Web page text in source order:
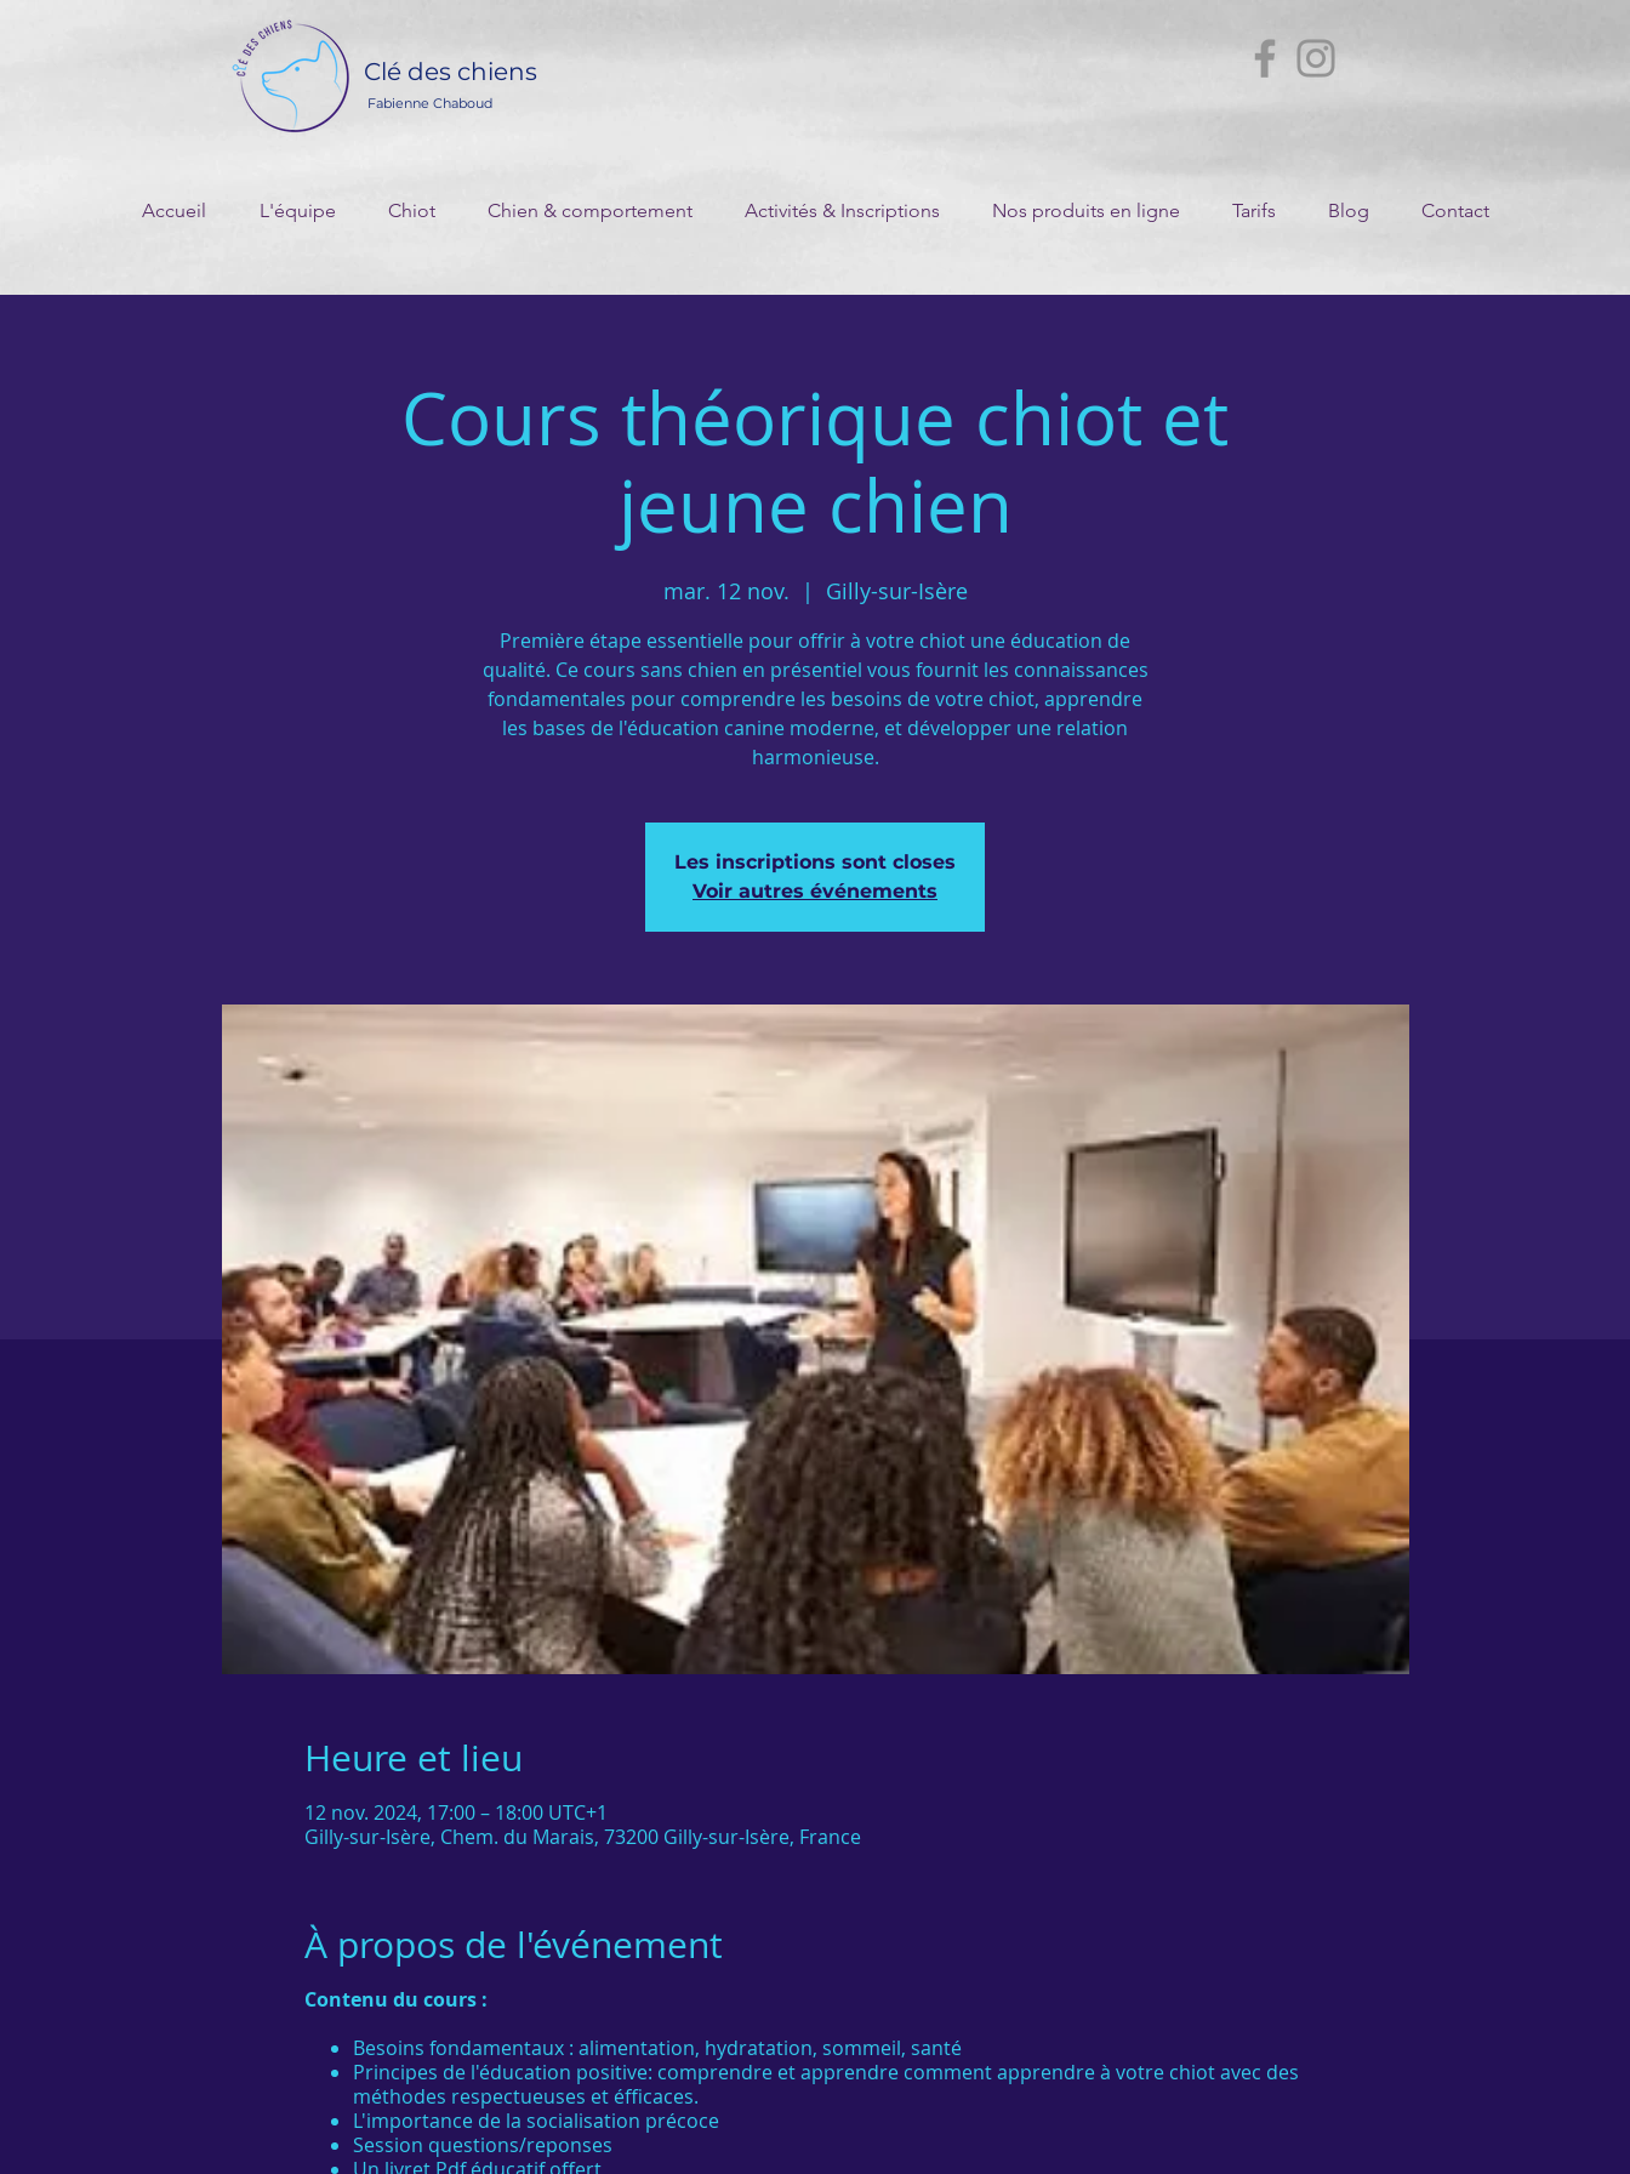
Clé des chiens
Fabienne Chaboud
Accueil L'équipe Chiot Chien & comportement Activités & Inscriptions Nos produits en ligne Tarifs Blog Contact
Cours théorique chiot et
jeune chien
mar. 12 nov.
  |
Gilly-sur-Isère
Première étape essentielle pour offrir à votre chiot une éducation de
qualité. Ce cours sans chien en présentiel vous fournit les connaissances
fondamentales pour comprendre les besoins de votre chiot, apprendre
les bases de l'éducation canine moderne, et développer une relation
harmonieuse.
Les inscriptions sont closes
Voir autres événements
Heure et lieu
12 nov. 2024, 17:00 – 18:00 UTC+1
Gilly-sur-Isère, Chem. du Marais, 73200 Gilly-sur-Isère, France
À propos de l'événement
Contenu du cours :
Besoins fondamentaux : alimentation, hydratation, sommeil, santé
Principes de l'éducation positive: comprendre et apprendre comment apprendre à votre chiot avec des
méthodes respectueuses et éfficaces.
L'importance de la socialisation précoce
Session questions/reponses